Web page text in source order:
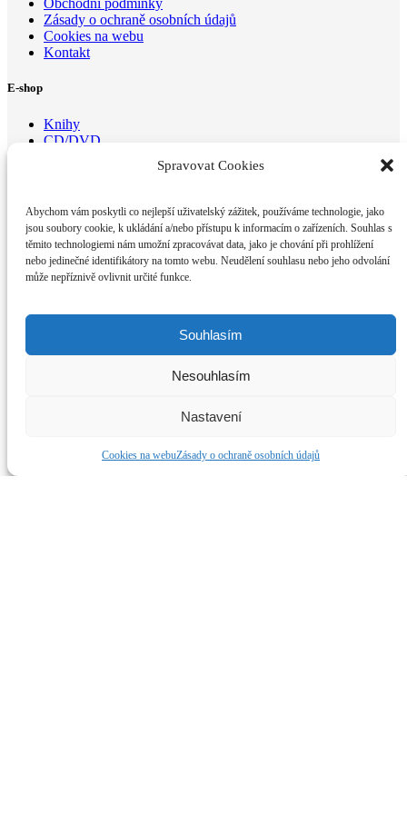
Spravovat Cookies
Abychom vám poskytli co nejlepší uživatelský zážitek, používáme technologie, jako
jsou soubory cookie, k ukládání a/nebo přístupu k informacím o zařízeních. Souhlas s
těmito technologiemi nám umožní zpracovávat data, jako je chování při prohlížení
nebo jedinečné identifikátory na tomto webu. Neudělení souhlasu nebo jeho odvolání
může nepříznivě ovlivnit určité funkce.
Souhlasím
Nesouhlasím
Nastavení
Cookies na webuZásady o ochraně osobních údajů
Obchodní podmínky
Zásady o ochraně osobních údajů
Cookies na webu
Kontakt
E-shop
Knihy
CD/DVD
Dianetické centrum Brno z.s.
Optátova 175/2,
Brno 637 00
E-mail:email@dianetika-brno.cz
Klepnutím přijměte marketingové soubory cookie a povolte tento obsah
Dianetika, Scientologie, Scientology a L. Ron Hubbard jsou
použity s jeho svolením.
Dianetikabrno.cz
Web od